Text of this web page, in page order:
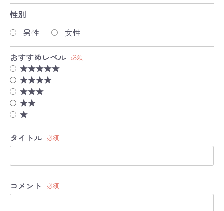
性別
男性
女性
おすすめレベル 必須
★★★★★
★★★★
★★★
★★
★
タイトル 必須
コメント 必須